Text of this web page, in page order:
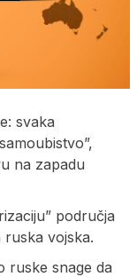
svaka
na zapadu
područja
vojska.
ruske snage da